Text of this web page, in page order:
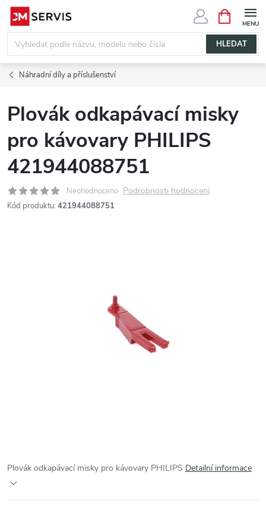
Přejít
obsah
HLEDAT
NÁKUPNÍ
KOŠÍK
Náhradní díly a příslušenství
Plovák odkapávací misky
pro kávovary PHILIPS
421944088751
Neohodnoceno Podrobnosti hodnocení
Kód produktu: 421944088751
Plovák odkapávací misky pro kávovary PHILIPS Detailní informace